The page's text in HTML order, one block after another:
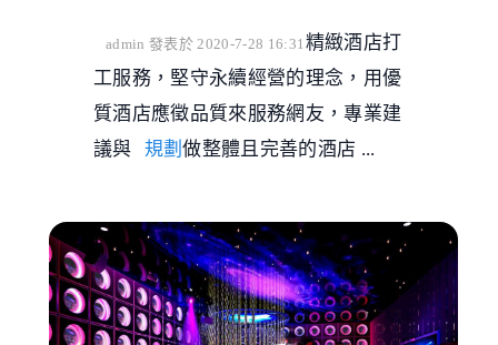
admin 發表於 2020-7-28 16:31 精緻酒店打
工服務，堅守永續經營的理念，用優
質酒店應徵品質來服務網友，專業建
議與
規劃做整體且完善的酒店 ...